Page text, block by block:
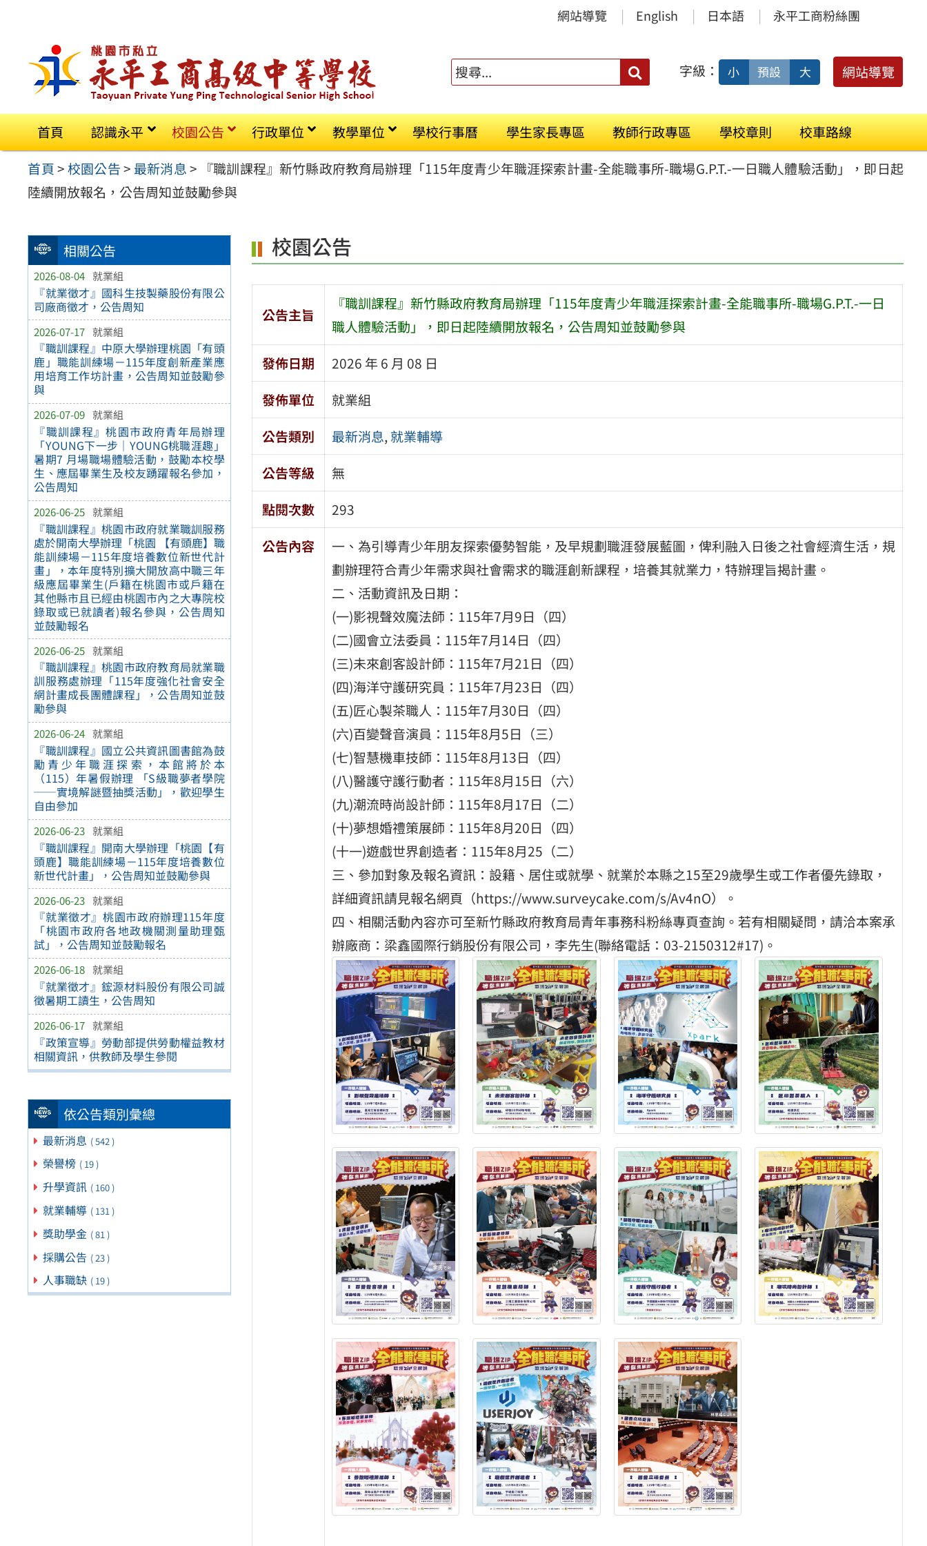
容
區
網站導覽 English 日本語 永平工商粉絲團
搜
字級： 小 預設 大 網站導覽
首頁 認識永平 校園公告 行政單位 教學單位 學校行事曆 學生家長專區 教師行政專區 學校章則
校車路線
首頁>校園公告> 最新消息> 『職訓課程』新竹縣政府教育局辦理「115年度青少年職涯探索計畫-全能職事所-職場G.P.T.-一日職人體驗活動」，即日起
陸續開放報名，公告周知並鼓勵參與
相關公告
2026-08-04 就業組
『就業徵才』國科生技製藥股份有限公
司廠商徵才，公告周知
2026-07-17 就業組
『職訓課程』中原大學辦理桃園「有頭
鹿」職能訓練場－115年度創新產業應
用培育工作坊計畫，公告周知並鼓勵參
與
2026-07-09 就業組
『職訓課程』桃園市政府青年局辦理
「YOUNG下一步｜YOUNG桃職涯趣」
暑期7 月場職場體驗活動，鼓勵本校學
生、應屆畢業生及校友踴躍報名參加，
公告周知
2026-06-25 就業組
『職訓課程』桃園市政府就業職訓服務
處於開南大學辦理「桃園 【有頭鹿】職
能訓練場－115年度培養數位新世代計
畫」，本年度特別擴大開放高中職三年
級應屆畢業生(戶籍在桃園市或戶籍在
其他縣市且已經由桃園市內之大專院校
錄取或已就讀者)報名參與，公告周知
並鼓勵報名
2026-06-25 就業組
『職訓課程』桃園市政府教育局就業職
訓服務處辦理「115年度強化社會安全
網計畫成長團體課程」，公告周知並鼓
勵參與
2026-06-24 就業組
『職訓課程』國立公共資訊圖書館為鼓
勵青少年職涯探索，本館將於本
（115）年暑假辦理 「S級職夢者學院
──實境解謎暨抽獎活動」，歡迎學生
自由參加
2026-06-23 就業組
『職訓課程』開南大學辦理「桃園【有
頭鹿】職能訓練場－115年度培養數位
新世代計畫」，公告周知並鼓勵參與
2026-06-23 就業組
『就業徵才』桃園市政府辦理115年度
「桃園市政府各地政機關測量助理甄
試」，公告周知並鼓勵報名
2026-06-18 就業組
『就業徵才』鋐源材料股份有限公司誠
徵暑期工讀生，公告周知
2026-06-17 就業組
『政策宣導』勞動部提供勞動權益教材
相關資訊，供教師及學生參閱
依公告類別彙總
最新消息 ( 542 )
榮譽榜 ( 19 )
升學資訊 ( 160 )
就業輔導 ( 131 )
獎助學金 ( 81 )
採購公告 ( 23 )
人事職缺 ( 19 )
校園公告
公告主旨
『職訓課程』新竹縣政府教育局辦理「115年度青少年職涯探索計畫-全能職事所-職場G.P.T.-一日
職人體驗活動」，即日起陸續開放報名，公告周知並鼓勵參與
發佈日期
2026 年 6 月 08 日
發佈單位
就業組
公告類別
最新消息, 就業輔導
公告等級
無
點閱次數
293
公告內容
一、為引導青少年朋友探索優勢智能，及早規劃職涯發展藍圖，俾利融入日後之社會經濟生活，規
劃辦理符合青少年需求與社會需求的職涯創新課程，培養其就業力，特辦理旨揭計畫。
二、活動資訊及日期：
(一)影視聲效魔法師：115年7月9日（四）
(二)國會立法委員：115年7月14日（四）
(三)未來創客設計師：115年7月21日（四）
(四)海洋守護研究員：115年7月23日（四）
(五)匠心製茶職人：115年7月30日（四）
(六)百變聲音演員：115年8月5日（三）
(七)智慧機車技師：115年8月13日（四）
(八)醫護守護行動者：115年8月15日（六）
(九)潮流時尚設計師：115年8月17日（二）
(十)夢想婚禮策展師：115年8月20日（四）
(十一)遊戲世界創造者：115年8月25（二）
三、參加對象及報名資訊：設籍、居住或就學、就業於本縣之15至29歲學生或工作者優先錄取，
詳細資訊請見報名網頁（https://www.surveycake.com/s/Av4nO）。
四、相關活動內容亦可至新竹縣政府教育局青年事務科粉絲專頁查詢。若有相關疑問，請洽本案承
辦廠商：梁鑫國際行銷股份有限公司，李先生(聯絡電話：03-2150312#17)。